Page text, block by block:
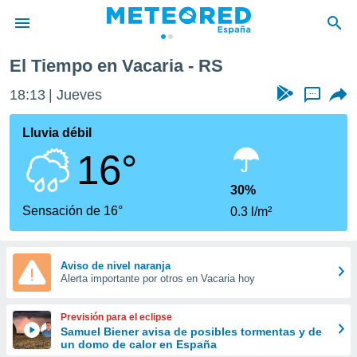
de
por
se
calidad.
a este
las
y
forma
digital
basada
El Tiempo en Vacaria - RS
18:13 Jueves ...
Lluvia débil
16°
Sensación de 16°
30%
0.3 l/m²
Aviso de nivel naranja
Alerta importante por otros en Vacaria hoy
Previsión para el eclipse
Samuel Biener avisa de posibles tormentas y de
un domo de calor en España